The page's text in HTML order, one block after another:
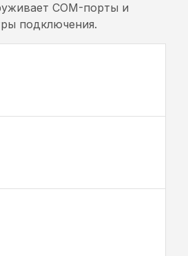
COM-порты и
подключения.